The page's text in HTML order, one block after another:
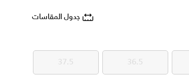
جدول المقاسات
36.5
36.5
37.5
37.5